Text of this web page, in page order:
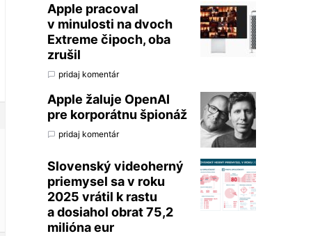
Apple pracoval
v minulosti na dvoch
Extreme čipoch, oba
zrušil
pridaj komentár
Apple žaluje OpenAI
pre korporátnu špionáž
pridaj komentár
Slovenský videoherný
priemysel sa v roku
2025 vrátil k rastu
a dosiahol obrat 75,2
milióna eur